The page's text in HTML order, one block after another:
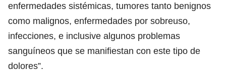
enfermedades sistémicas, tumores tanto benignos
como malignos, enfermedades por sobreuso,
infecciones, e inclusive algunos problemas
sanguíneos que se manifiestan con este tipo de
dolores”.